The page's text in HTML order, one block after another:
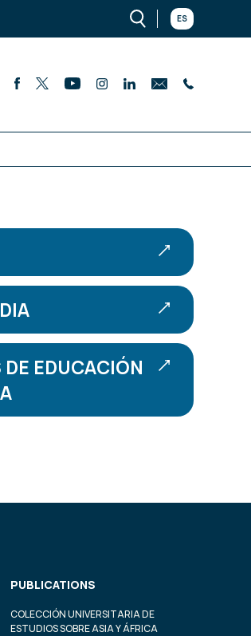
ES
EDUCACIÓN
PUBLICATIONS
COLECCIÓN UNIVERSITARIA DE
ESTUDIOS SOBRE ASIA Y ÁFRICA